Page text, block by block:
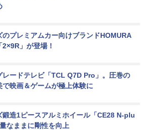
のプレミアムカー向けブランドHOMURA
2×9R」が登場！
レードテレビ「TCL Q7D Pro」。圧巻の
で映画＆ゲームが極上体験に
鍛造1ピースアルミホイール「CE28 N-plu
なままに剛性を向上